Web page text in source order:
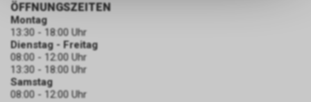
ÖFFNUNGSZEITEN
Montag
13:30 - 18:00 Uhr
Dienstag - Freitag
08:00 - 12:00 Uhr
13:30 - 18:00 Uhr
Samstag
08:00 - 12:00 Uhr